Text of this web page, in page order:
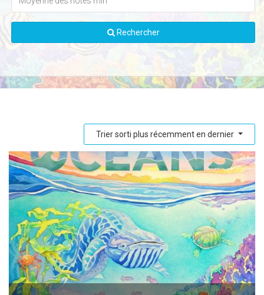
Rechercher
Trier sorti plus récemment en dernier